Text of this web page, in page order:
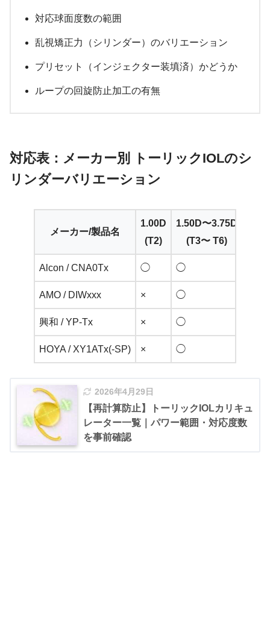
対応球面度数の範囲
乱視矯正力（シリンダー）のバリエーション
プリセット（インジェクター装填済）かどうか
ループの回旋防止加工の有無
対応表：メーカー別 トーリックIOLのシ
リンダーバリエーション
メーカー/製品名
1.00D
(T2)
1.50D〜3.75D
(T3〜 T6)
Alcon / CNA0Tx ◯ ◯
AMO / DIWxxx × ◯
興和 / YP-Tx × ◯
HOYA / XY1ATx(-SP) × ◯
2026年4月29日
【再計算防止】トーリックIOLカリキュ
レーター一覧｜パワー範囲・対応度数
を事前確認